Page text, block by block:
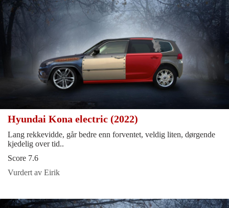
Hyundai Kona electric (2022)
Lang rekkevidde, går bedre enn forventet, veldig liten, dørgende
kjedelig over tid..
Score 7.6
Vurdert av Eirik